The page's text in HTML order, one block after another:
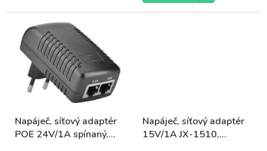
Napáječ, síťový adaptér
POE 24V/1A spínaný,
Napáječ, síťový adaptér
15V/1A JX-1510,